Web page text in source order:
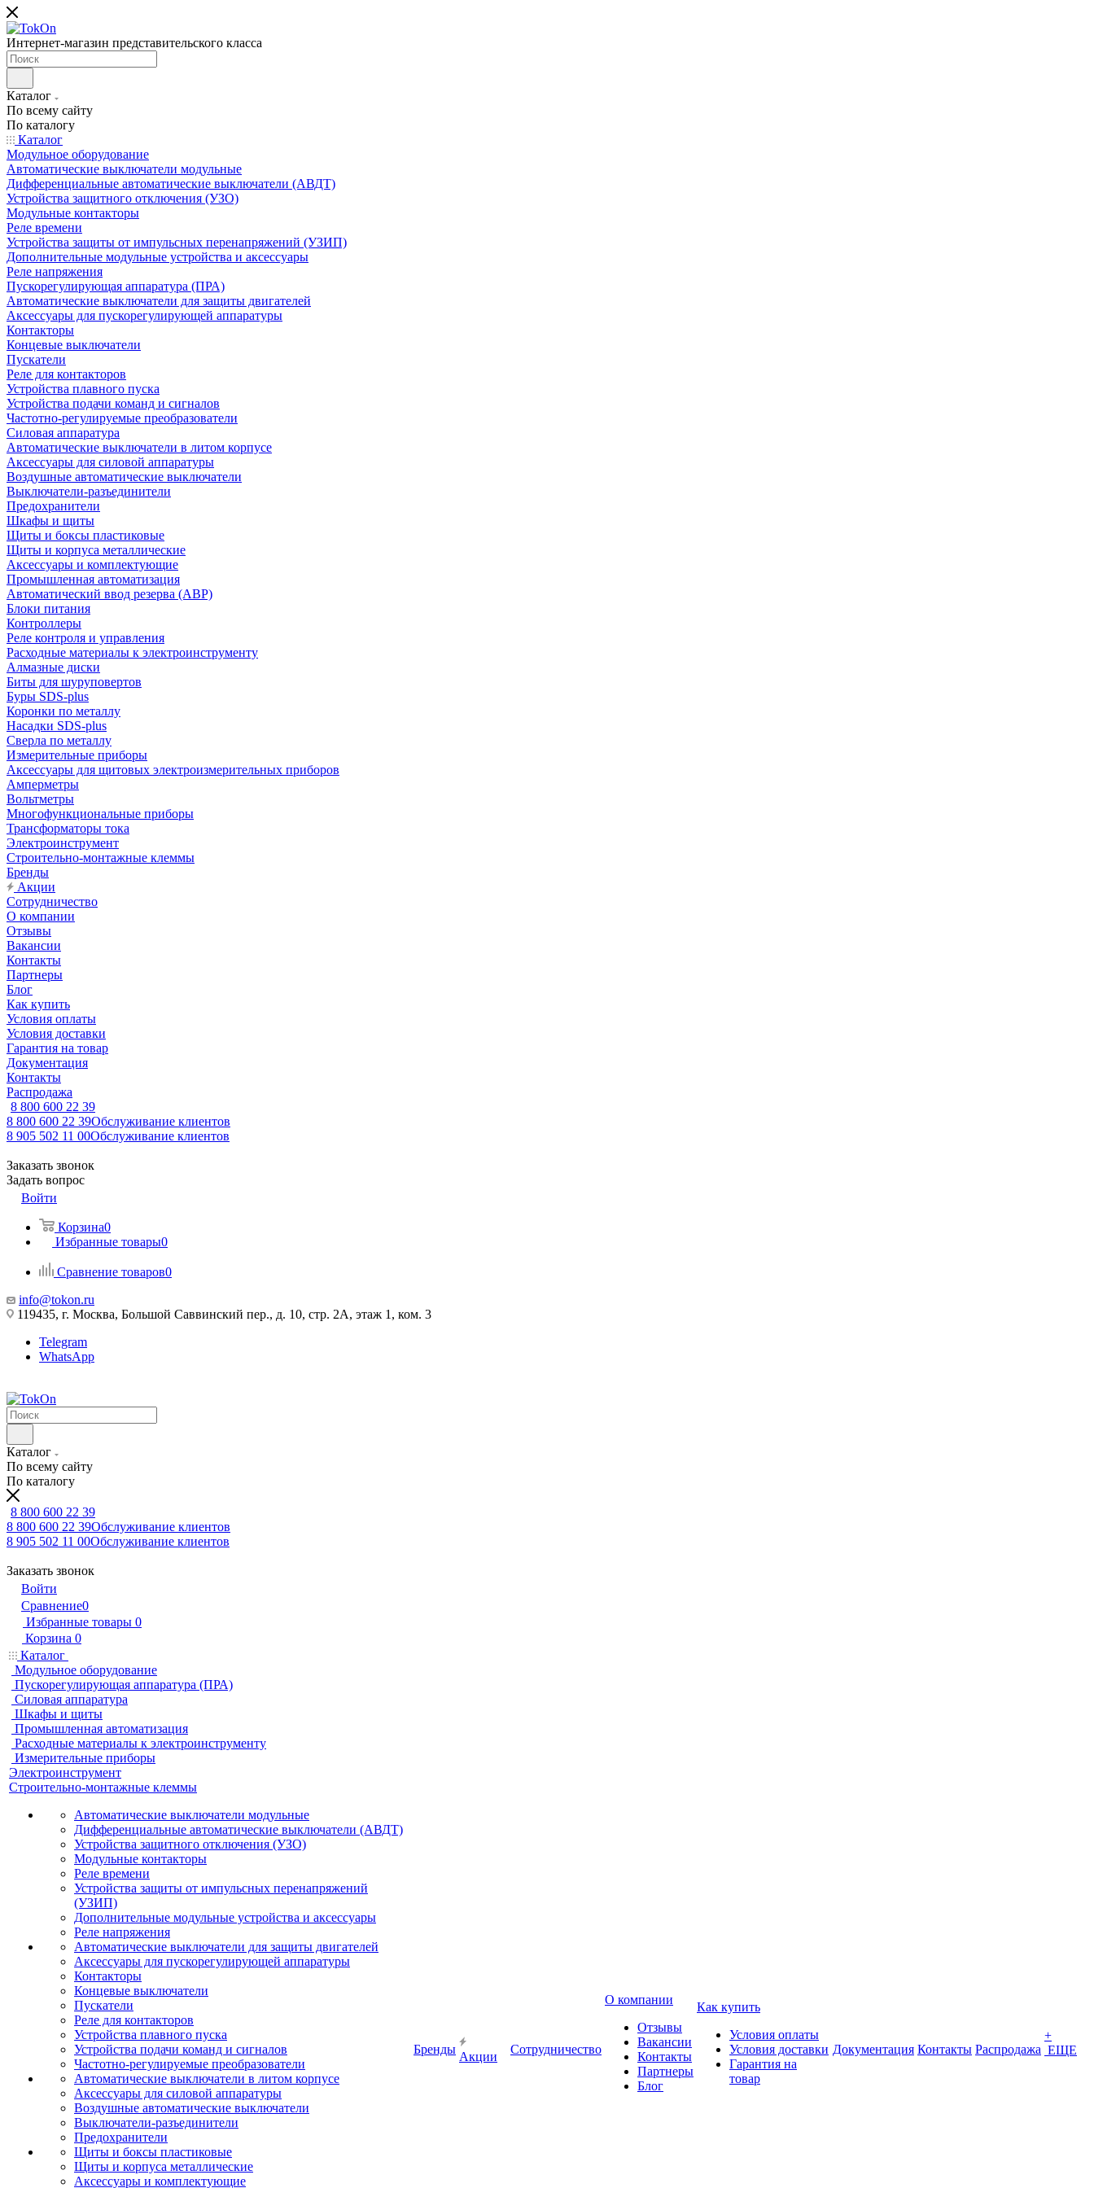
Интернет-магазин представительского класса
Каталог
По всему сайту
По каталогу
Каталог
Модульное оборудование
Автоматические выключатели модульные
Дифференциальные автоматические выключатели (АВДТ)
Устройства защитного отключения (УЗО)
Модульные контакторы
Реле времени
Устройства защиты от импульсных перенапряжений (УЗИП)
Дополнительные модульные устройства и аксессуары
Реле напряжения
Пускорегулирующая аппаратура (ПРА)
Автоматические выключатели для защиты двигателей
Аксессуары для пускорегулирующей аппаратуры
Контакторы
Концевые выключатели
Пускатели
Реле для контакторов
Устройства плавного пуска
Устройства подачи команд и сигналов
Частотно-регулируемые преобразователи
Силовая аппаратура
Автоматические выключатели в литом корпусе
Аксессуары для силовой аппаратуры
Воздушные автоматические выключатели
Выключатели-разъединители
Предохранители
Шкафы и щиты
Щиты и боксы пластиковые
Щиты и корпуса металлические
Аксессуары и комплектующие
Промышленная автоматизация
Автоматический ввод резерва (АВР)
Блоки питания
Контроллеры
Реле контроля и управления
Расходные материалы к электроинструменту
Алмазные диски
Биты для шуруповертов
Буры SDS-plus
Коронки по металлу
Насадки SDS-plus
Сверла по металлу
Измерительные приборы
Аксессуары для щитовых электроизмерительных приборов
Амперметры
Вольтметры
Многофункциональные приборы
Трансформаторы тока
Электроинструмент
Строительно-монтажные клеммы
Бренды
Акции
Сотрудничество
О компании
Отзывы
Вакансии
Контакты
Партнеры
Блог
Как купить
Условия оплаты
Условия доставки
Гарантия на товар
Документация
Контакты
Распродажа
8 800 600 22 39
8 800 600 22 39Обслуживание клиентов
8 905 502 11 00Обслуживание клиентов
Заказать звонок
Задать вопрос
Войти
Корзина0
Избранные товары0
Сравнение товаров0
info@tokon.ru
119435, г. Москва, Большой Саввинский пер., д. 10, стр. 2А, этаж 1, ком. 3
Telegram
WhatsApp
Каталог
По всему сайту
По каталогу
8 800 600 22 39
8 800 600 22 39Обслуживание клиентов
8 905 502 11 00Обслуживание клиентов
Заказать звонок
Войти
Сравнение0
Избранные товары 0
Корзина 0
Каталог
Модульное оборудование
Пускорегулирующая аппаратура (ПРА)
Силовая аппаратура
Шкафы и щиты
Промышленная автоматизация
Расходные материалы к электроинструменту
Измерительные приборы
Электроинструмент
Строительно-монтажные клеммы
Автоматические выключатели модульные
Дифференциальные автоматические выключатели (АВДТ)
Устройства защитного отключения (УЗО)
Модульные контакторы
Реле времени
Устройства защиты от импульсных перенапряжений
(УЗИП)
Дополнительные модульные устройства и аксессуары
Реле напряжения
Автоматические выключатели для защиты двигателей
Аксессуары для пускорегулирующей аппаратуры
Контакторы
Концевые выключатели
Пускатели
Реле для контакторов
Устройства плавного пуска
Устройства подачи команд и сигналов
Частотно-регулируемые преобразователи
Автоматические выключатели в литом корпусе
Аксессуары для силовой аппаратуры
Воздушные автоматические выключатели
Выключатели-разъединители
Предохранители
Щиты и боксы пластиковые
Щиты и корпуса металлические
Аксессуары и комплектующие
Бренды
Акции
Сотрудничество
О компании
Отзывы
Вакансии
Контакты
Партнеры
Блог
Как купить
Условия оплаты
Условия доставки
Гарантия на
товар
Документация Контакты Распродажа
+
ЕЩЕ